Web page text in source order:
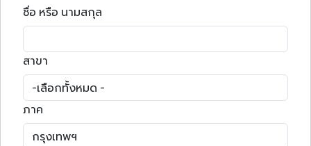
ชื่อ หรือ นามสกุล
สาขา
ภาค